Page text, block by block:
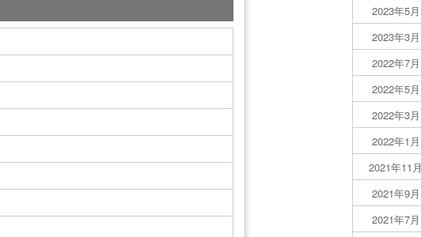
2023年5月
2023年3月
2022年7月
2022年5月
2022年3月
2022年1月
2021年11月
2021年9月
2021年7月